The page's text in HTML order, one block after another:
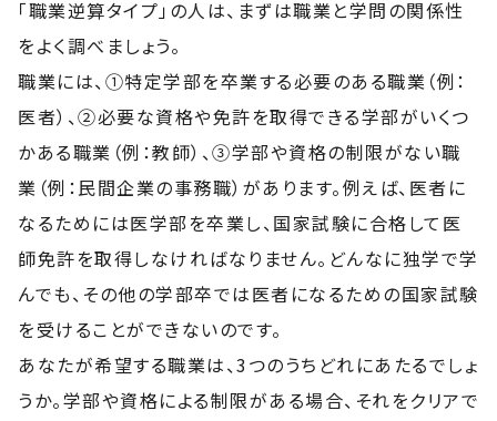
「職業逆算タイプ」の人は、まずは職業と学問の関係性
をよく調べましょう。
職業には、①特定学部を卒業する必要のある職業（例：
医者）、②必要な資格や免許を取得できる学部がいくつ
かある職業（例：教師）、③学部や資格の制限がない職
業（例：民間企業の事務職）があります。例えば、医者に
なるためには医学部を卒業し、国家試験に合格して医
師免許を取得しなければなりません。どんなに独学で学
んでも、その他の学部卒では医者になるための国家試験
を受けることができないのです。
あなたが希望する職業は、3つのうちどれにあたるでしょ
うか。学部や資格による制限がある場合、それをクリアで